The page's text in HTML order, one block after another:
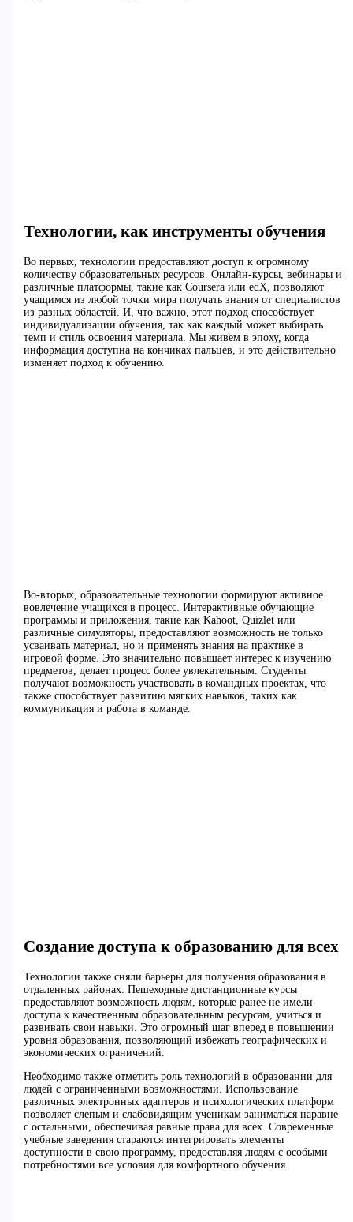
Технологии, как инструменты обучения
Во первых, технологии предоставляют доступ к огромному
количеству образовательных ресурсов. Онлайн-курсы, вебинары и
различные платформы, такие как Coursera или edX, позволяют
учащимся из любой точки мира получать знания от специалистов
из разных областей. И, что важно, этот подход способствует
индивидуализации обучения, так как каждый может выбирать
темп и стиль освоения материала. Мы живем в эпоху, когда
информация доступна на кончиках пальцев, и это действительно
изменяет подход к обучению.
Во-вторых, образовательные технологии формируют активное
вовлечение учащихся в процесс. Интерактивные обучающие
программы и приложения, такие как Kahoot, Quizlet или
различные симуляторы, предоставляют возможность не только
усваивать материал, но и применять знания на практике в
игровой форме. Это значительно повышает интерес к изучению
предметов, делает процесс более увлекательным. Студенты
получают возможность участвовать в командных проектах, что
также способствует развитию мягких навыков, таких как
коммуникация и работа в команде.
Создание доступа к образованию для всех
Технологии также сняли барьеры для получения образования в
отдаленных районах. Пешеходные дистанционные курсы
предоставляют возможность людям, которые ранее не имели
доступа к качественным образовательным ресурсам, учиться и
развивать свои навыки. Это огромный шаг вперед в повышении
уровня образования, позволяющий избежать географических и
экономических ограничений.
Необходимо также отметить роль технологий в образовании для
людей с ограниченными возможностями. Использование
различных электронных адаптеров и психологических платформ
позволяет слепым и слабовидящим ученикам заниматься наравне
с остальными, обеспечивая равные права для всех. Современные
учебные заведения стараются интегрировать элементы
доступности в свою программу, предоставляя людям с особыми
потребностями все условия для комфортного обучения.